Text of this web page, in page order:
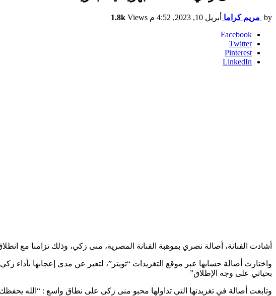
by مريم كراما أبريل 10, 2023, 4:52 م 1.8k Views
Facebook
Twitter
Pinterest
LinkedIn
أشادت الفنانة، أصالة نصري بموهبة الفنانة المصرية، منى زكي، وذلك تزامنا مع
واختارت أصالة حسابها عبر موقع التغريدات “تويتر”، لتعبر عن مدى إعجابها
بحياتي على وجه الإطلاق”
وتابعت أصالة في تغريدتها التي تداولها محبو منى زكي على نطاق واسع : “الله يحفظك